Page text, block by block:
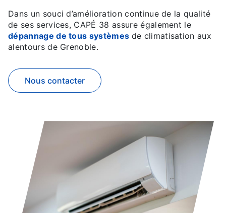
Dans un souci d’amélioration continue de la qualité
de ses services, CAPÉ 38 assure également le
dépannage de tous systèmes de climatisation aux
alentours de Grenoble.
Nous contacter